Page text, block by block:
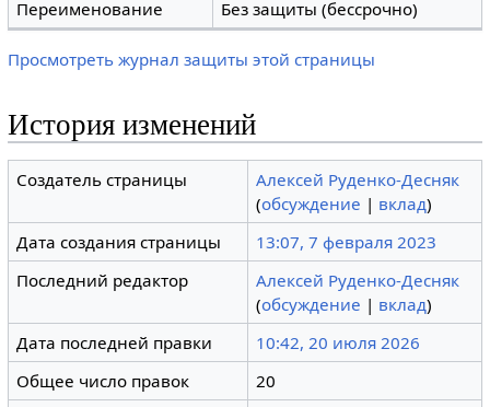
Переименование
Без защиты (бессрочно)
Просмотреть журнал защиты этой страницы
История изменений
Создатель страницы
Алексей Руденко-Десняк
(обсуждение | вклад)
Дата создания страницы
13:07, 7 февраля 2023
Последний редактор
Алексей Руденко-Десняк
(обсуждение | вклад)
Дата последней правки
10:42, 20 июля 2026
Общее число правок
20